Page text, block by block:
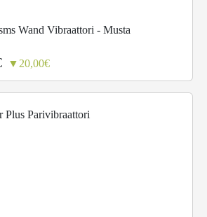
Wand Vibraattori - Musta
▼20,00€